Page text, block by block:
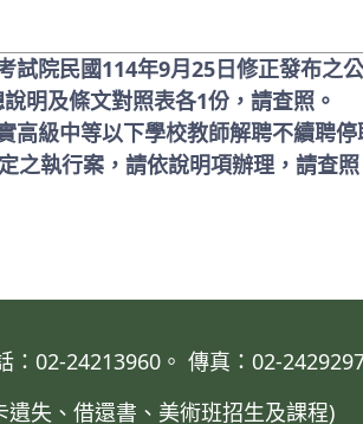
試院民國114年9月25日修正發布之
明及條文對照表各1份，請查照。
高級中等以下學校教師解聘不續聘
之執行案，請依說明項辦理，請查照
：02-24213960。 傳真：02-
失、借還書、美術班招生及課程)